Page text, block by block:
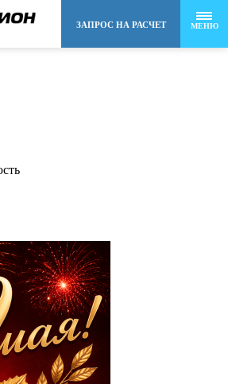
МЕНЮ
ЗАПРОС НА РАСЧЕТ